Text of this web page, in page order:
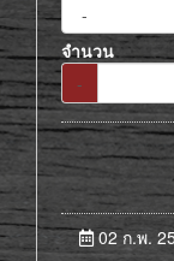
จำนวน
-
02 ก.พ.